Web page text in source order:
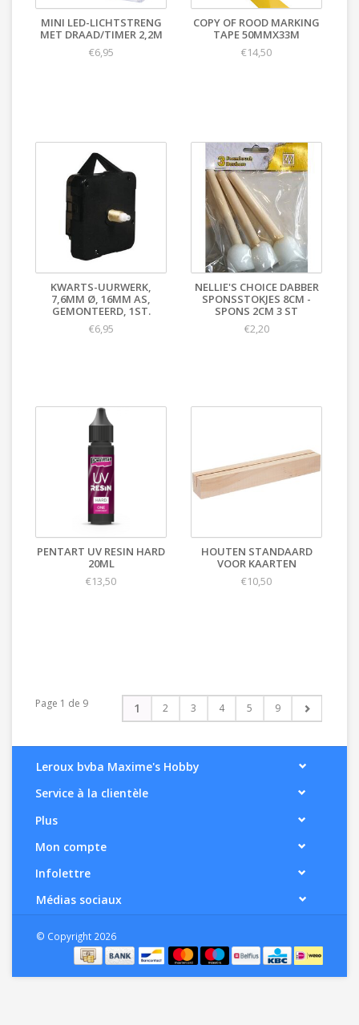
MINI LED-LICHTSTRENG
MET DRAAD/TIMER 2,2M
€6,95
COPY OF ROOD MARKING
TAPE 50MMX33M
€14,50
KWARTS-UURWERK,
7,6MM Ø, 16MM AS,
GEMONTEERD, 1ST.
€6,95
NELLIE'S CHOICE DABBER
SPONSSTOKJES 8CM -
SPONS 2CM 3 ST
€2,20
PENTART UV RESIN HARD
20ML
€13,50
HOUTEN STANDAARD
VOOR KAARTEN
€10,50
Page 1 de 9 1 2 3 4 5 9
Leroux bvba Maxime's Hobby
Service à la clientèle
Plus
Mon compte
Infolettre
Médias sociaux
© Copyright 2026